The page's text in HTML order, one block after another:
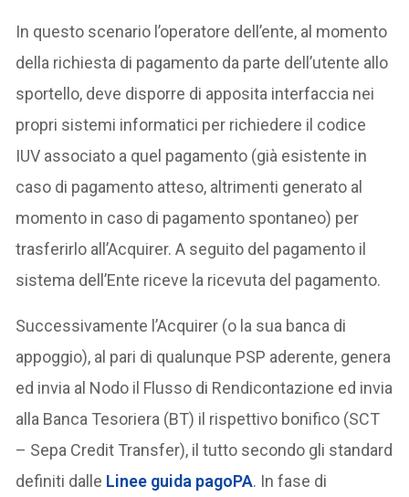
In questo scenario l’operatore dell’ente, al momento
della richiesta di pagamento da parte dell’utente allo
sportello, deve disporre di apposita interfaccia nei
propri sistemi informatici per richiedere il codice
IUV associato a quel pagamento (già esistente in
caso di pagamento atteso, altrimenti generato al
momento in caso di pagamento spontaneo) per
trasferirlo all’Acquirer. A seguito del pagamento il
sistema dell’Ente riceve la ricevuta del pagamento.
Successivamente l’Acquirer (o la sua banca di
appoggio), al pari di qualunque PSP aderente, genera
ed invia al Nodo il Flusso di Rendicontazione ed invia
alla Banca Tesoriera (BT) il rispettivo bonifico (SCT
– Sepa Credit Transfer), il tutto secondo gli standard
definiti dalle Linee guida pagoPA. In fase di